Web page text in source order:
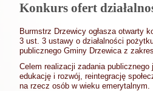
Konkurs ofert
Burmstrz Drzewicy ogłasza otwarty
3 ust. 3 ustawy o działalności
publicznego Gminy Drzewica z
Celem realizacji zadania
edukację i rozwój, reintegrację
na rzecz osób w wieku emerytalnym.